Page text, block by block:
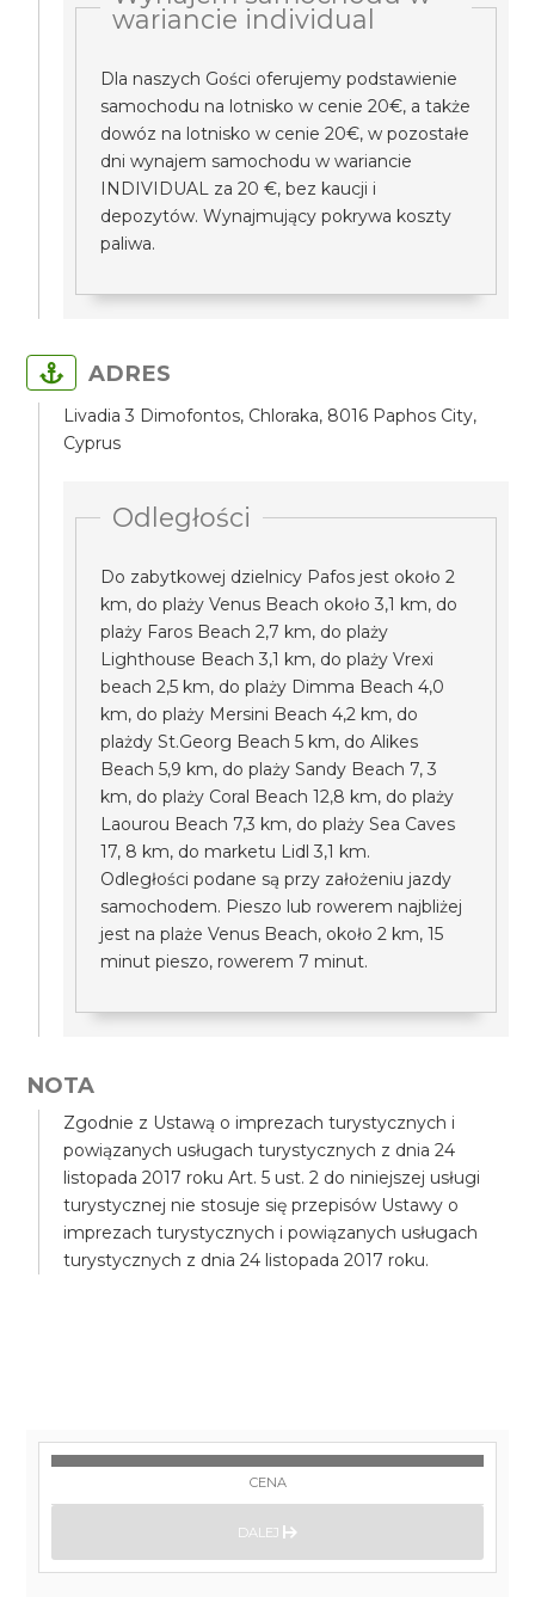
wariancie individual
Dla naszych Gości oferujemy podstawienie
samochodu na lotnisko w cenie 20€, a także
dowóz na lotnisko w cenie 20€, w pozostałe
dni wynajem samochodu w wariancie
INDIVIDUAL za 20 €, bez kaucji i
depozytów. Wynajmujący pokrywa koszty
paliwa.
ADRES
Livadia 3 Dimofontos, Chloraka, 8016 Paphos City,
Cyprus
Odległości
Do zabytkowej dzielnicy Pafos jest około 2
km, do plaży Venus Beach około 3,1 km, do
plaży Faros Beach 2,7 km, do plaży
Lighthouse Beach 3,1 km, do plaży Vrexi
beach 2,5 km, do plaży Dimma Beach 4,0
km, do plaży Mersini Beach 4,2 km, do
plażdy St.Georg Beach 5 km, do Alikes
Beach 5,9 km, do plaży Sandy Beach 7, 3
km, do plaży Coral Beach 12,8 km, do plaży
Laourou Beach 7,3 km, do plaży Sea Caves
17, 8 km, do marketu Lidl 3,1 km.
Odległości podane są przy założeniu jazdy
samochodem. Pieszo lub rowerem najbliżej
jest na plaże Venus Beach, około 2 km, 15
minut pieszo, rowerem 7 minut.
NOTA
Zgodnie z Ustawą o imprezach turystycznych i
powiązanych usługach turystycznych z dnia 24
listopada 2017 roku Art. 5 ust. 2 do niniejszej usługi
turystycznej nie stosuje się przepisów Ustawy o
imprezach turystycznych i powiązanych usługach
turystycznych z dnia 24 listopada 2017 roku.
CENA
DALEJ